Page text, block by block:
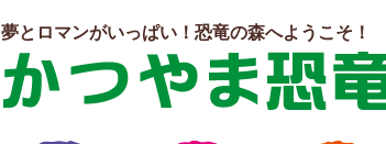
夢とロマンがいっぱい！恐竜の森へようこそ！